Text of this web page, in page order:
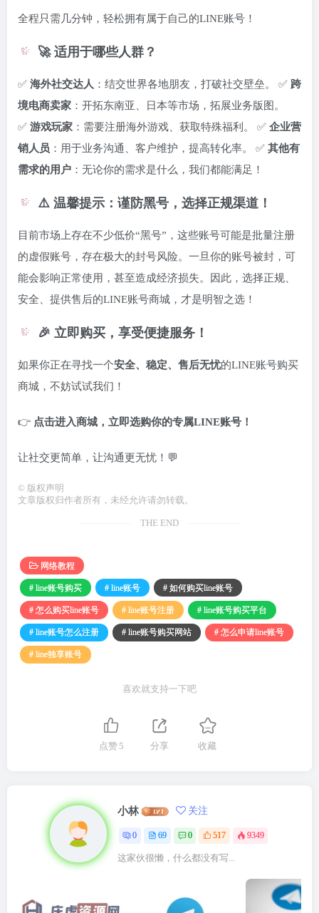
全程只需几分钟，轻松拥有属于自己的LINE账号！
🚀 适用于哪些人群？
✅ 海外社交达人 ：结交世界各地朋友，打破社交壁垒。 ✅ 跨
境电商卖家 ：开拓东南亚、日本等市场，拓展业务版图。
✅ 游戏玩家 ：需要注册海外游戏、获取特殊福利。 ✅ 企业营
销人员 ：用于业务沟通、客户维护，提高转化率。 ✅ 其他有
需求的用户 ：无论你的需求是什么，我们都能满足！
⚠️ 温馨提示：谨防黑号，选择正规渠道！
目前市场上存在不少低价“黑号”，这些账号可能是批量注册
的虚假账号，存在极大的封号风险。一旦你的账号被封，可
能会影响正常使用，甚至造成经济损失。因此，选择正规、
安全、提供售后的LINE账号商城，才是明智之选！
🎉 立即购买，享受便捷服务！
如果你正在寻找一个安全、稳定、售后无忧的LINE账号购买
商城，不妨试试我们！
👉 点击进入商城，立即选购你的专属LINE账号！
让社交更简单，让沟通更无忧！💬
© 版权声明
文章版权归作者所有，未经允许请勿转载。
THE END
网络教程
# line账号购买 # line账号 # 如何购买line账号
# 怎么购买line账号 # line账号注册 # line账号购买平台
# line账号怎么注册 # line账号购买网站 # 怎么申请line账号
# line独享账号
喜欢就支持一下吧
点赞 5 分享 收藏
小林 关注
0 69 0 517 9349
这家伙很懒，什么都没有写...